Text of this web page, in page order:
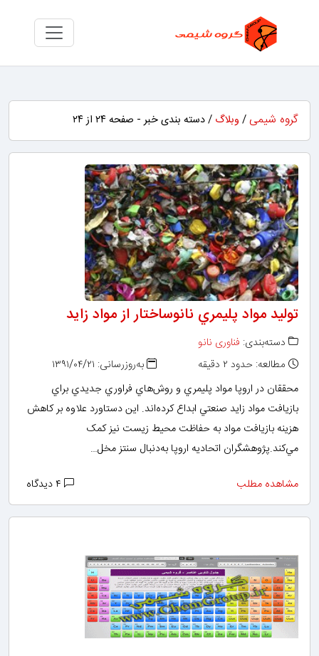
گروه شیمی / وبلاگ / دسته بندی خبر - صفحه ۲۴ از ۲۴
توليد مواد پليمري نانوساختار از مواد زايد
دسته‌بندی: فناوری نانو
مطالعه: حدود ۲ دقیقه
به‌روزرسانی: ۱۳۹۱/۰۴/۲۱
محققان در اروپا مواد پليمري و روش‌هاي فراوري جديدي براي
بازيافت مواد زايد صنعتي ابداع کرده‌اند. اين دستاورد علاوه بر کاهش
هزينه بازيافت مواد به حفاظت محيط زيست نيز کمک
مي‌کند.پژوهشگران اتحاديه اروپا به‌دنبال سنتز مخل…
مشاهده مطلب